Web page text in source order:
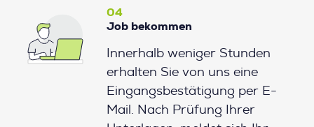
04
Job bekommen
Innerhalb weniger Stunden
erhalten Sie von uns eine
Eingangsbestätigung per E-
Mail. Nach Prüfung Ihrer